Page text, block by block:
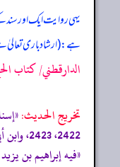
یہی روایت ایک اور سند
ہے: (ارشاد باری
الدارقطني/ كتاب
تخریج الحدیث:
2422، 2423، وابن أبى شيبة فى ((مصنفه)) برقم: 15287، 15946، والطبراني فى ((الأوسط)) برقم: 5041»
«فيه إبراهيم بن